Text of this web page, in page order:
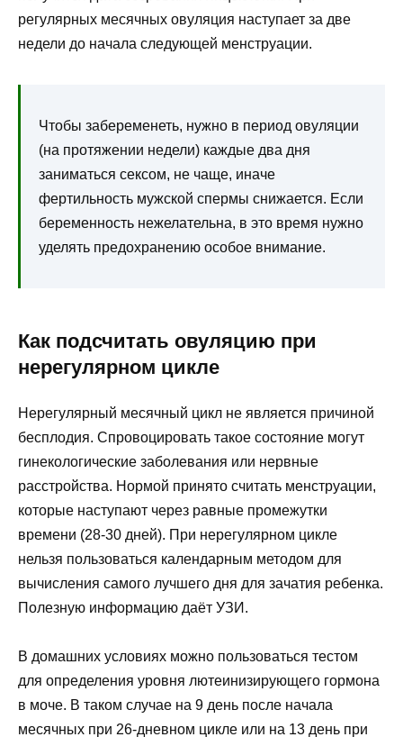
регулярных месячных овуляция наступает за две
недели до начала следующей менструации.
Чтобы забеременеть, нужно в период овуляции
(на протяжении недели) каждые два дня
заниматься сексом, не чаще, иначе
фертильность мужской спермы снижается. Если
беременность нежелательна, в это время нужно
уделять предохранению особое внимание.
Как подсчитать овуляцию при
нерегулярном цикле
Нерегулярный месячный цикл не является причиной
бесплодия. Спровоцировать такое состояние могут
гинекологические заболевания или нервные
расстройства. Нормой принято считать менструации,
которые наступают через равные промежутки
времени (28-30 дней). При нерегулярном цикле
нельзя пользоваться календарным методом для
вычисления самого лучшего дня для зачатия ребенка.
Полезную информацию даёт УЗИ.
В домашних условиях можно пользоваться тестом
для определения уровня лютеинизирующего гормона
в моче. В таком случае на 9 день после начала
месячных при 26-дневном цикле или на 13 день при